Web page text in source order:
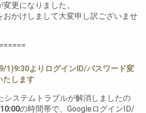
更になりました。
おかけしまして大変申し訳ございませ
1)9:30よりログインID/パスワード変
たします
システムトラブルが解消しましたの
の時間帯で、GoogleログインID/